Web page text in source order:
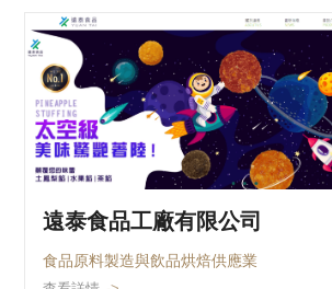
遠泰食品工廠有限公司
食品原料製造與飲品烘焙供應業